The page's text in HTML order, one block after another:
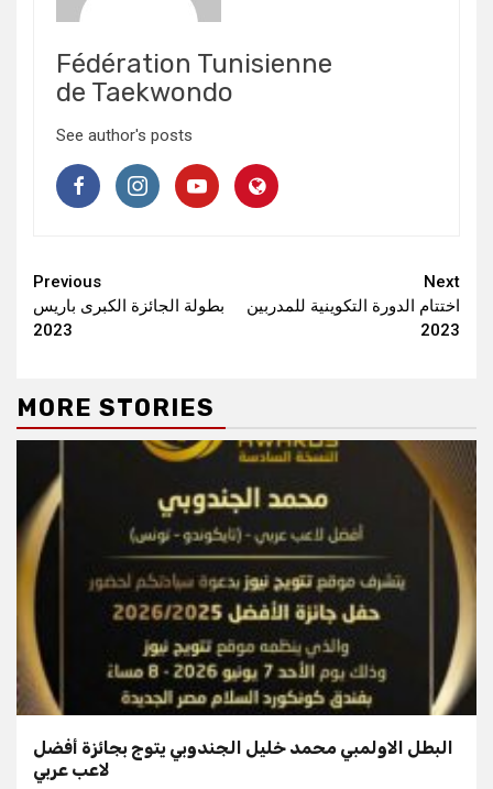
Fédération Tunisienne
de Taekwondo
See author's posts
Continue
Reading
Previous
بطولة الجائزة الكبرى باريس
2023
Next
اختتام الدورة التكوينية للمدربين
2023
MORE STORIES
البطل الاولمبي محمد خليل الجندوبي يتوج بجائزة أفضل
لاعب عربي